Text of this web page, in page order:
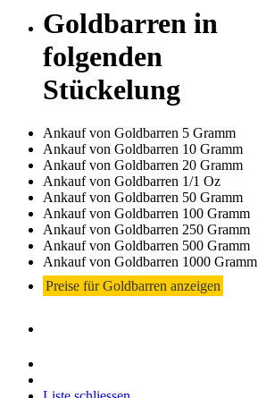
Goldbarren in
folgenden
Stückelung
Ankauf von Goldbarren 5 Gramm
Ankauf von Goldbarren 10 Gramm
Ankauf von Goldbarren 20 Gramm
Ankauf von Goldbarren 1/1 Oz
Ankauf von Goldbarren 50 Gramm
Ankauf von Goldbarren 100 Gramm
Ankauf von Goldbarren 250 Gramm
Ankauf von Goldbarren 500 Gramm
Ankauf von Goldbarren 1000 Gramm
Preise für Goldbarren anzeigen